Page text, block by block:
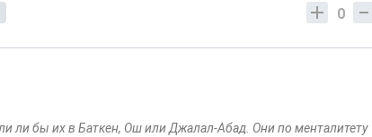
0
ли бы их в Баткен, Ош или Джалал-Абад. Они по менталитету